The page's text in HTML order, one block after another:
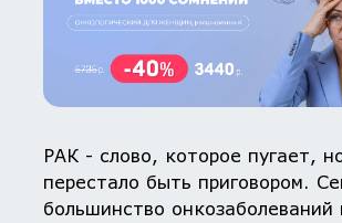
РАК - слово, которое пугает,
перестало быть приговором.
большинство онкозаболеваний